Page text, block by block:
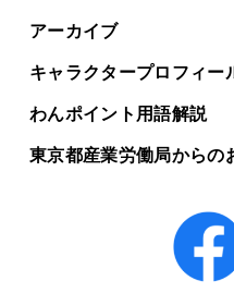
アーカイブ
キャラクタープロフィー
わんポイント用語解説
東京都産業労働局からの